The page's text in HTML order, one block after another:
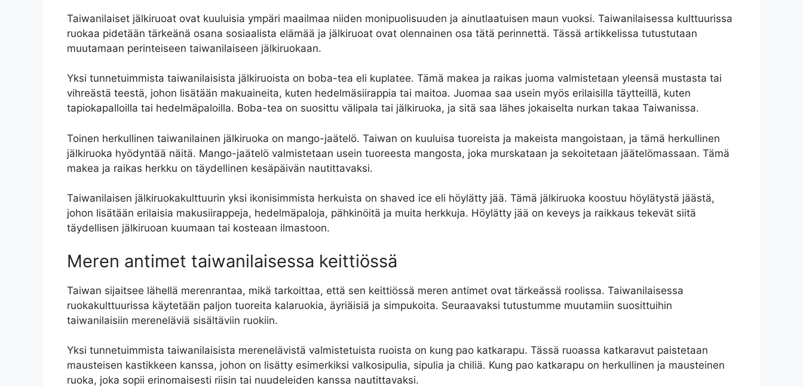
Taiwanilaiset jälkiruoat ovat kuuluisia ympäri maailmaa niiden monipuolisuuden ja ainutlaatuisen maun vuoksi. Taiwanilaisessa kulttuurissa
ruokaa pidetään tärkeänä osana sosiaalista elämää ja jälkiruoat ovat olennainen osa tätä perinnettä. Tässä artikkelissa tutustutaan
muutamaan perinteiseen taiwanilaiseen jälkiruokaan.
Yksi tunnetuimmista taiwanilaisista jälkiruoista on boba-tea eli kuplatee. Tämä makea ja raikas juoma valmistetaan yleensä mustasta tai
vihreästä teestä, johon lisätään makuaineita, kuten hedelmäsiirappia tai maitoa. Juomaa saa usein myös erilaisilla täytteillä, kuten
tapiokapalloilla tai hedelmäpaloilla. Boba-tea on suosittu välipala tai jälkiruoka, ja sitä saa lähes jokaiselta nurkan takaa Taiwanissa.
Toinen herkullinen taiwanilainen jälkiruoka on mango-jaätelö. Taiwan on kuuluisa tuoreista ja makeista mangoistaan, ja tämä herkullinen
jälkiruoka hyödyntää näitä. Mango-jaätelö valmistetaan usein tuoreesta mangosta, joka murskataan ja sekoitetaan jäätelömassaan. Tämä
makea ja raikas herkku on täydellinen kesäpäivän nautittavaksi.
Taiwanilaisen jälkiruokakulttuurin yksi ikonisimmista herkuista on shaved ice eli höylätty jää. Tämä jälkiruoka koostuu höylätystä jäästä,
johon lisätään erilaisia makusiirappeja, hedelmäpaloja, pähkinöitä ja muita herkkuja. Höylätty jää on keveys ja raikkaus tekevät siitä
täydellisen jälkiruoan kuumaan tai kosteaan ilmastoon.
Meren antimet taiwanilaisessa keittiössä
Taiwan sijaitsee lähellä merenrantaa, mikä tarkoittaa, että sen keittiössä meren antimet ovat tärkeässä roolissa. Taiwanilaisessa
ruokakulttuurissa käytetään paljon tuoreita kalaruokia, äyriäisiä ja simpukoita. Seuraavaksi tutustumme muutamiin suosittuihin
taiwanilaisiin mereneläviä sisältäviin ruokiin.
Yksi tunnetuimmista taiwanilaisista merenelävistä valmistetuista ruoista on kung pao katkarapu. Tässä ruoassa katkaravut paistetaan
mausteisen kastikkeen kanssa, johon on lisätty esimerkiksi valkosipulia, sipulia ja chiliä. Kung pao katkarapu on herkullinen ja mausteinen
ruoka, joka sopii erinomaisesti riisin tai nuudeleiden kanssa nautittavaksi.